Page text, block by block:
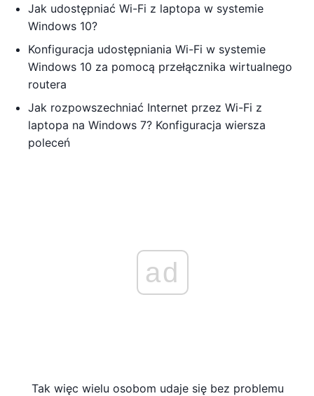
Jak udostępniać Wi-Fi z laptopa w systemie
Windows 10?
Konfiguracja udostępniania Wi-Fi w systemie
Windows 10 za pomocą przełącznika wirtualnego
routera
Jak rozpowszechniać Internet przez Wi-Fi z
laptopa na Windows 7? Konfiguracja wiersza
poleceń
ad
Tak więc wielu osobom udaje się bez problemu